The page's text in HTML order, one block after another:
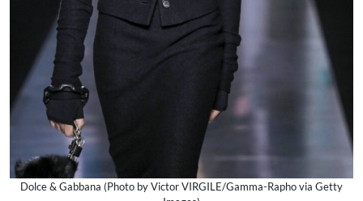
Dolce & Gabbana (Photo by Victor VIRGILE/Gamma-Rapho via Getty